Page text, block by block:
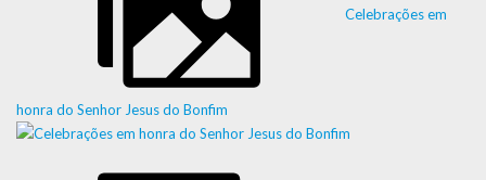
Celebrações em
honra do Senhor Jesus do Bonfim